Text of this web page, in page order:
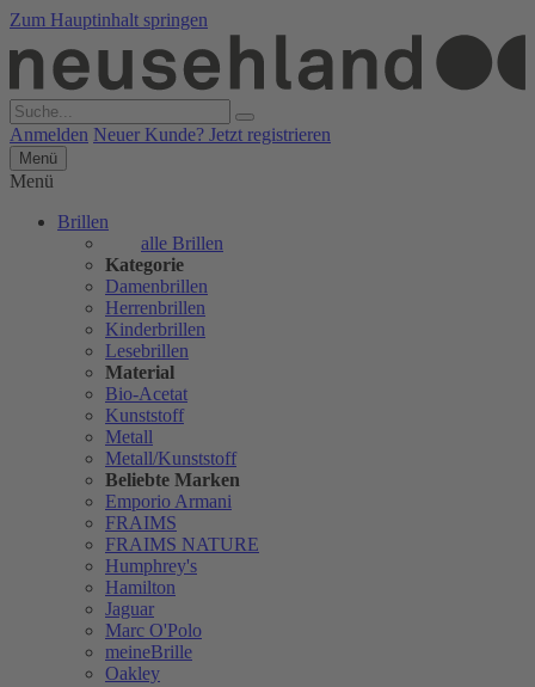
Zum Hauptinhalt springen
Anmelden Neuer Kunde? Jetzt registrieren
Menü
Menü
Brillen
alle Brillen
Kategorie
Damenbrillen
Herrenbrillen
Kinderbrillen
Lesebrillen
Material
Bio-Acetat
Kunststoff
Metall
Metall/Kunststoff
Beliebte Marken
Emporio Armani
FRAIMS
FRAIMS NATURE
Humphrey's
Hamilton
Jaguar
Marc O'Polo
meineBrille
Oakley